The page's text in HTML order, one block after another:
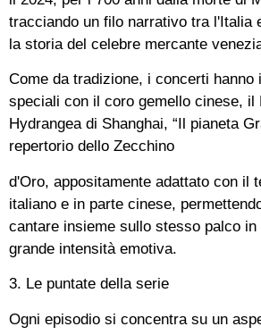
tracciando un filo narrativo tra l'Italia
la storia del celebre mercante
Come da tradizione, i concerti hanno
speciali con il coro gemello cinese, il
Hydrangea di Shanghai, “Il pianeta
repertorio dello Zecchino
d'Oro, appositamente adattato con il
italiano e in parte cinese,
cantare insieme sullo stesso palco in
grande intensità emotiva.
3. Le puntate della serie
Ogni episodio si concentra su un